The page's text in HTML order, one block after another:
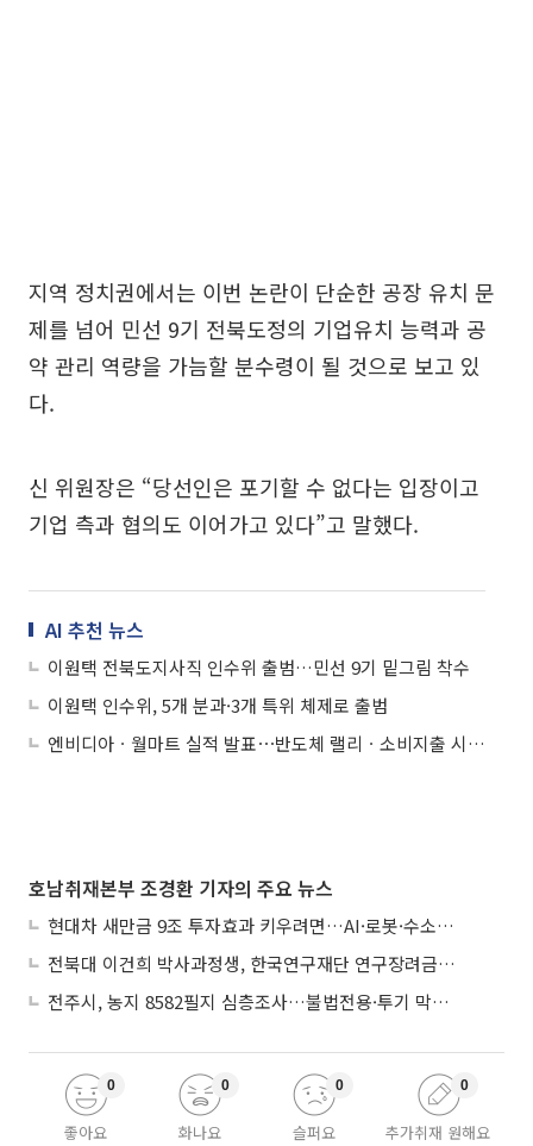
지역 정치권에서는 이번 논란이 단순한 공장 유치 문
제를 넘어 민선 9기 전북도정의 기업유치 능력과 공
약 관리 역량을 가늠할 분수령이 될 것으로 보고 있
다.
신 위원장은 “당선인은 포기할 수 없다는 입장이고
기업 측과 협의도 이어가고 있다”고 말했다.
AI 추천 뉴스
이원택 전북도지사직 인수위 출범…민선 9기 밑그림 착수
이원택 인수위, 5개 분과·3개 특위 체제로 출범
엔비디아ㆍ월마트 실적 발표⋯반도체 랠리ㆍ소비지출 시험대
호남취재본부 조경환 기자의 주요 뉴스
현대차 새만금 9조 투자효과 키우려면…AI·로봇·수소 공공기관 집적화 시급
전북대 이건희 박사과정생, 한국연구재단 연구장려금 선정
전주시, 농지 8582필지 심층조사…불법전용·투기 막는다
좋아요
0
화나요
0
슬퍼요
0
추가취재 원해요
0